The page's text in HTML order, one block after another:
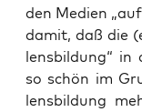
den Medi­en
damit, daß die
lens­bil­dung“ in
so schön im
lens­bil­dung